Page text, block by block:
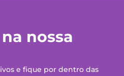
nossa
e fique por dentro das